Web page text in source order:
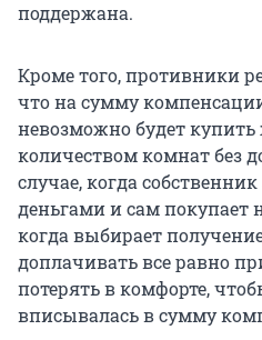
поддержана.
Кроме того, противники
что на сумму
невозможно будет
количеством комнат без
случае, когда
деньгами и сам покупает
когда выбирает
доплачивать все равно
потерять в комфорте,
вписывалась в сумму